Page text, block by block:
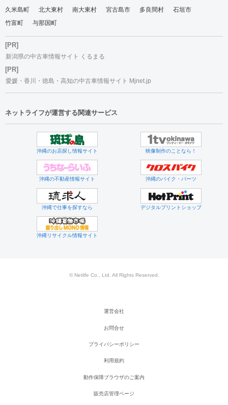
久米島町
北大東村 南大東村 宮古島市 多良間村
石垣市
竹富町
与那国町
[PR]
新潟県の中古車情報サイト くるまる
[PR]
愛媛・香川・徳島・高知の中古車情報サイト Mjnet.jp
ネットライフが運営する関連サービス
沖縄のお店探し情報サイト 映像制作のことなら！
沖縄の不動産情報サイト 沖縄のバイク・パーツ
沖縄で仕事を探すなら デジタルプリントショップ
沖縄リサイクル情報サイト
© Netlife Co., Ltd. All Rights Reserved.
運営会社
お問合せ
プライバシーポリシー
利用規約
動作保障ブラウザのご案内
販売店管理ページ